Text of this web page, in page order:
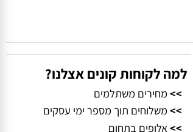
למה לקוחות קונים אצלנו?
מחירים משתלמים
>> משלוחים תוך מספר ימי עסקים